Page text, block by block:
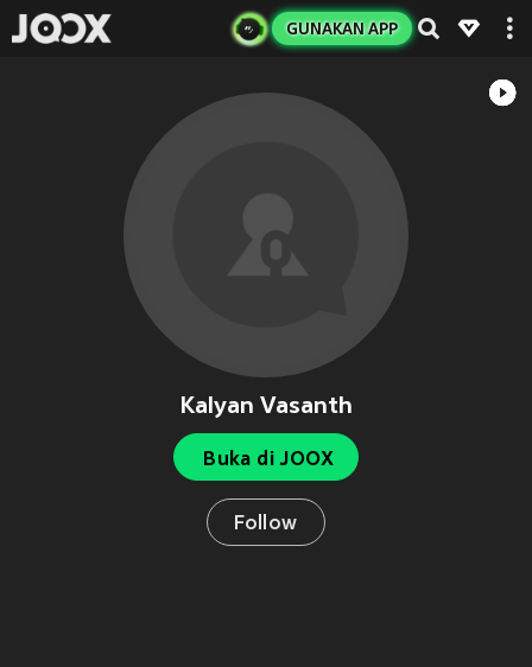
GUNAKAN APP
Kalyan Vasanth
Buka di JOOX
Follow